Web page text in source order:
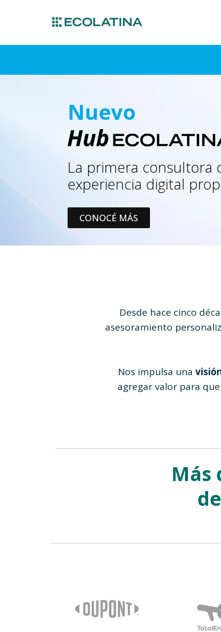
Nuevo
La primera consultora
experiencia digital
CONOCÉ MÁS
Desde hace cinco
asesoramiento
Nos impulsa una
agregar valor para
Más